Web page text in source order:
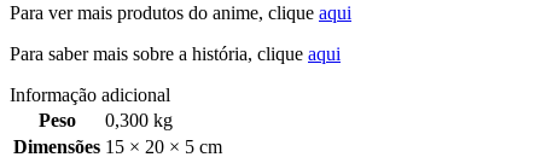
Para ver mais produtos do anime, clique aqui
Para saber mais sobre a história, clique aqui
Informação adicional
Peso
0,300 kg
Dimensões 15 × 20 × 5 cm